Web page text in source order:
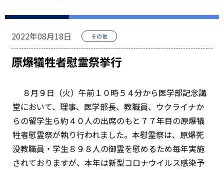
2022年08月18日 その他
原爆犠牲者慰霊祭挙行
８月９日（火）午前１０時５４分から医学部記念講
堂において、理事、医学部長、教職員、ウクライナか
らの留学生ら約４０人の出席のもと７７年目の原爆犠
牲者慰霊祭が執り行われました。本慰霊祭は、原爆死
没教職員・学生８９８人の御霊を慰めるため毎年実施
されておりますが、本年は新型コロナウイルス感染予